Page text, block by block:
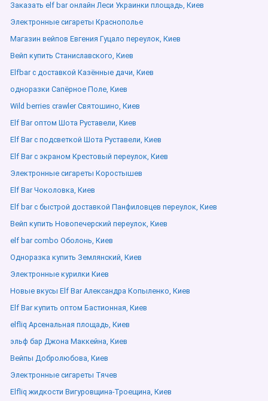
Заказать elf bar онлайн Леси Украинки площадь, Киев
Электронные сигареты Краснополье
Магазин вейпов Евгения Гуцало переулок, Киев
Вейп купить Станиславского, Киев
Elfbar с доставкой Казённые дачи, Киев
одноразки Сапёрное Поле, Киев
Wild berries crawler Святошино, Киев
Elf Bar оптом Шота Руставели, Киев
Elf Bar с подсветкой Шота Руставели, Киев
Elf Bar с экраном Крестовый переулок, Киев
Электронные сигареты Коростышев
Elf Bar Чоколовка, Киев
Elf bar с быстрой доставкой Панфиловцев переулок, Киев
Вейп купить Новопечерский переулок, Киев
elf bar combo Оболонь, Киев
Одноразка купить Землянский, Киев
Электронные курилки Киев
Новые вкусы Elf Bar Александра Копыленко, Киев
Elf Bar купить оптом Бастионная, Киев
elfliq Арсенальная площадь, Киев
эльф бар Джона Маккейна, Киев
Вейпы Добролюбова, Киев
Электронные сигареты Тячев
Elfliq жидкости Вигуровщина-Троещина, Киев